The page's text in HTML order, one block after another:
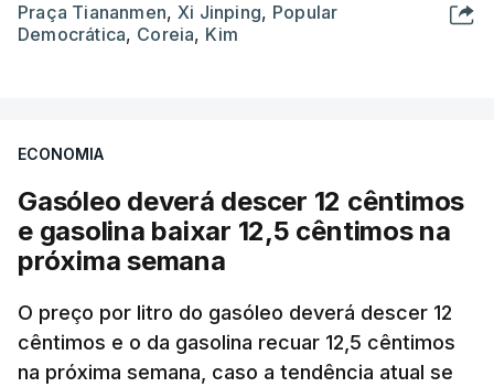
Praça Tiananmen, Xi Jinping, Popular
Democrática, Coreia, Kim
ECONOMIA
Gasóleo deverá descer 12 cêntimos
e gasolina baixar 12,5 cêntimos na
próxima semana
O preço por litro do gasóleo deverá descer 12
cêntimos e o da gasolina recuar 12,5 cêntimos
na próxima semana, caso a tendência atual se